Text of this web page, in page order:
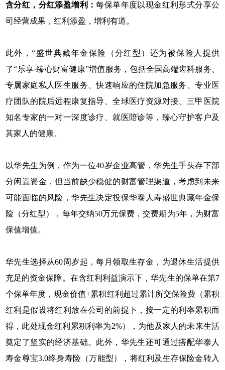
含分红，分红添盈增利：每保单年度以现金红利形式分享公
司经营成果，红利添盈，增利有道。
此外，“盛世典藏年金保险（分红型）还为被保险人提供
了“乐享·臻心财富健康”增值服务，包括全国高端齿科服务、
专属家庭私人医生服务、快速响应的住院加急服务、专业医
疗团队的院后远程康复指导、全球医疗资源对接、三甲医院
知名专家的一对一深度诊疗、就医陪诊等，臻心守护客户及
其家人的健康。
以华先生为例，作为一位40岁企业高管，华先生手头存下部
分闲置资金，但当前缺少稳健的财富管理渠道，考虑到未来
可能面临的风险，华先生决定投保华泰人寿盛世典藏年金保
险（分红型），每年交纳50万元保费，交费期为5年，为财富
保值增值。
华先生选择从60周岁起，每月领取生存金，为退休生活提供
充足的资金保障。在含红利利益演示下，华先生的保单在第7
个保单年度，现金价值+累积红利超过累计所交保险费（累积
红利是假设将红利放在公司的前提下，按一定的利率累积而
得，此处现金红利累积利率为2%），为他及家人的未来生活
奠定了坚实的经济基础。此外，华先生还可通过搭配华泰人
寿金尊宝3.0终身寿险（万能型），将红利及生存保险金转入